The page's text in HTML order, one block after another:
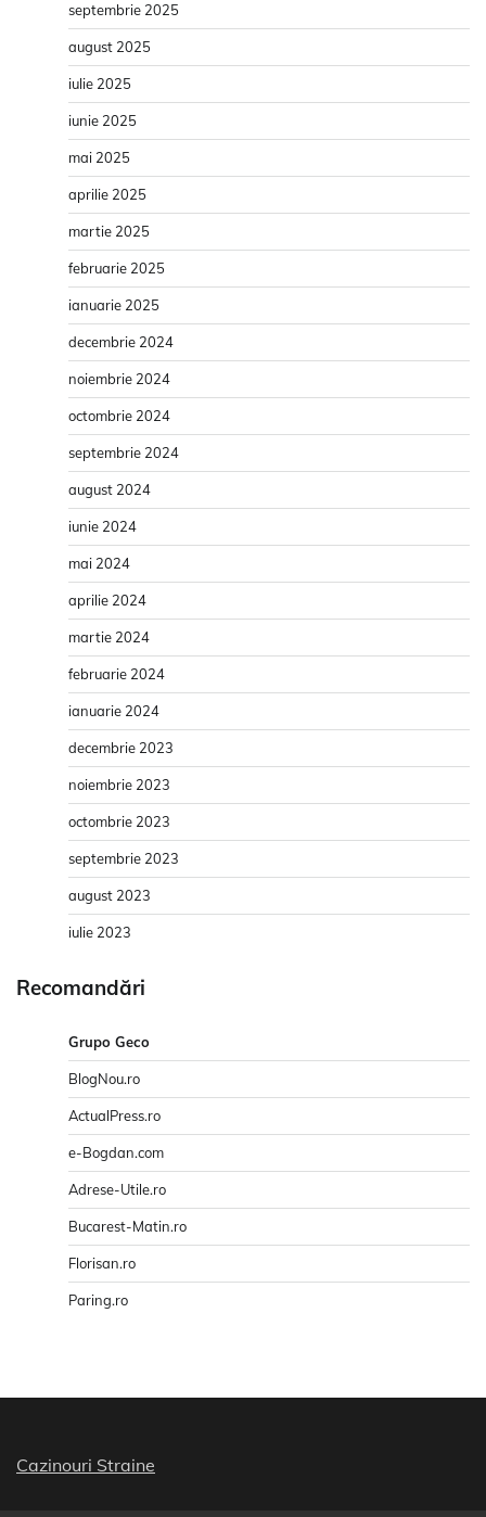
septembrie 2025
august 2025
iulie 2025
iunie 2025
mai 2025
aprilie 2025
martie 2025
februarie 2025
ianuarie 2025
decembrie 2024
noiembrie 2024
octombrie 2024
septembrie 2024
august 2024
iunie 2024
mai 2024
aprilie 2024
martie 2024
februarie 2024
ianuarie 2024
decembrie 2023
noiembrie 2023
octombrie 2023
septembrie 2023
august 2023
iulie 2023
Recomandări
Grupo Geco
BlogNou.ro
ActualPress.ro
e-Bogdan.com
Adrese-Utile.ro
Bucarest-Matin.ro
Florisan.ro
Paring.ro
Cazinouri Straine